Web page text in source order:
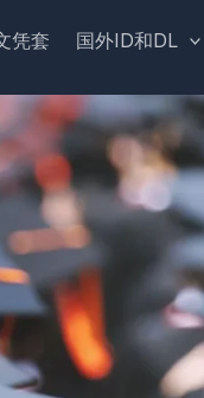
凭套 国外ID和DL